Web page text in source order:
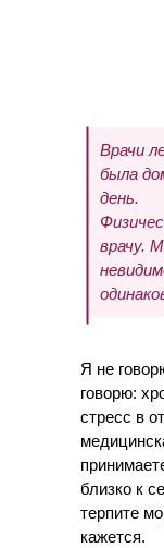
Врачи
была
день.
врачу.
Я не
говорю:
стресс в
близко к
терпите
кажется.